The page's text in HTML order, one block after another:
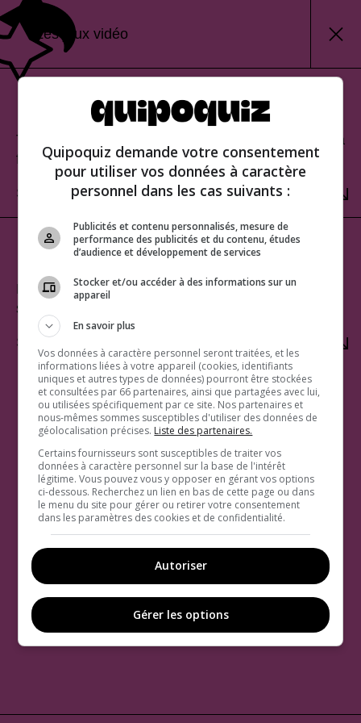
Les jeux vidéo
Mode classique
Teste tes connaissances et découvre ton score à la
fin.
SÉLECTIONNER
Mode rafale
Relève le défi du score parfait. Une seule erreur te
sera fatale!
SÉLECTIONNER
Quipoquiz demande votre consentement
pour utiliser vos données à caractère
personnel dans les cas suivants :
Publicités et contenu personnalisés, mesure de
performance des publicités et du contenu, études
d’audience et développement de services
Stocker et/ou accéder à des informations sur un
appareil
En savoir plus
Vos données à caractère personnel seront traitées, et les
informations liées à votre appareil (cookies, identifiants
uniques et autres types de données) pourront être stockées
et consultées par 66 partenaires, ainsi que partagées avec lui,
ou utilisées spécifiquement par ce site. Nos partenaires et
nous-mêmes sommes susceptibles d'utiliser des données de
géolocalisation précises. Liste des partenaires.
Certains fournisseurs sont susceptibles de traiter vos
données à caractère personnel sur la base de l'intérêt
légitime. Vous pouvez vous y opposer en gérant vos options
ci-dessous. Recherchez un lien en bas de cette page ou dans
le menu du site pour gérer ou retirer votre consentement
dans les paramètres des cookies et de confidentialité.
Autoriser
Gérer les options